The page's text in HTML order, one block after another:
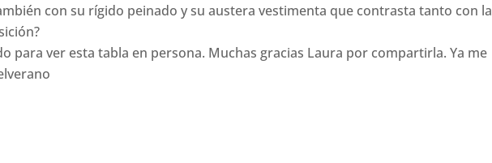
con su rígido peinado y su austera vestimenta que contrasta tanto con la
para ver esta tabla en persona. Muchas gracias Laura por compartirla. Ya me